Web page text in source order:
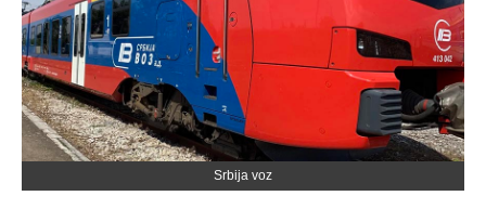
Srbija voz